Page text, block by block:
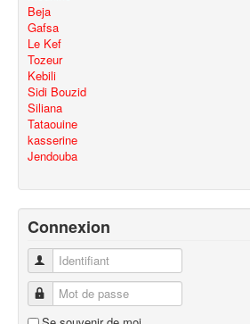
Beja
Gafsa
Le Kef
Tozeur
Kebili
Sidi Bouzid
Siliana
Tataouine
kasserine
Jendouba
Connexion
Identifiant
Mot de passe